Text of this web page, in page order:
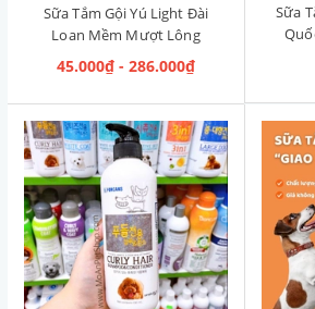
Sữa Tắm Gội Yú Light Đài
Loan Mềm Mượt Lông
Rosemary & Musk [Hương
Thảo & Xạ Hương]
45.000₫ - 286.000₫
Sữa